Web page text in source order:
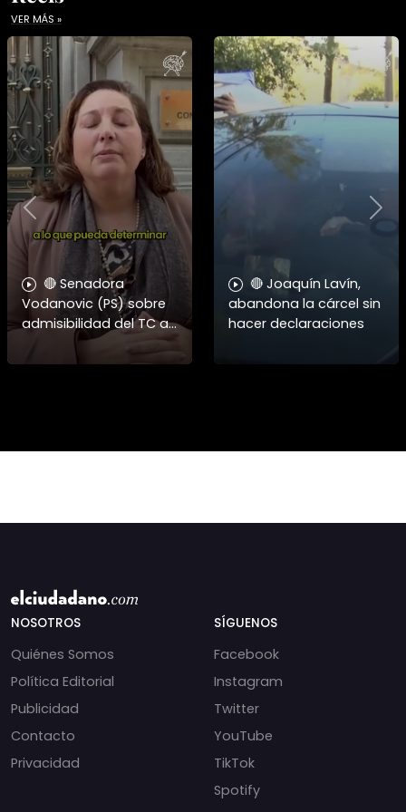
VER MÁS »
🔴 Senadora
Vodanovic (PS) sobre
admisibilidad del TC a
requerimientos por
megarreforma
🔴 Joaquín Lavín,
abandona la cárcel sin
hacer declaraciones
Previous
NOSOTROS
Quiénes Somos
Política Editorial
Publicidad
Contacto
Privacidad
SÍGUENOS
Facebook
Instagram
Twitter
YouTube
TikTok
Spotify